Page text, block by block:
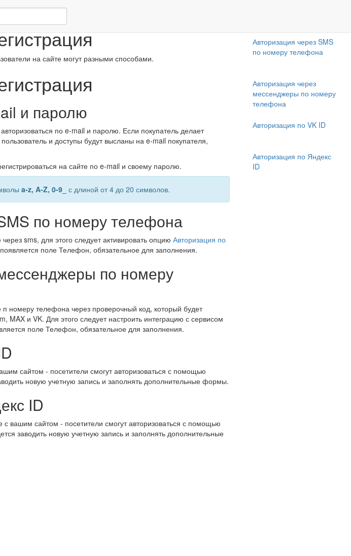
на сайте могут разными способами.
и паролю
по e-mail и паролю. Если покупатель делает
и доступы будут высланы на e-mail покупателя,
на сайте по e-mail и своему паролю.
a-z, A-Z, 0-9_ с длиной от 4 до 20 символов.
по номеру телефона
sms, для этого следует активировать опцию Авторизация по
поле Телефон, обязательное для заполнения.
по номеру
п номеру телефона через проверочный код, который будет
MAX и VK. Для этого следует настроить интеграцию с сервисом
поле Телефон, обязательное для заполнения.
сайтом - посетители смогут авторизоваться с помощью
новую учетную запись и заполнять дополнительные формы.
ID
с вашим сайтом - посетители смогут авторизоваться с помощью
заводить новую учетную запись и заполнять дополнительные
Авторизация через SMS
по номеру телефона
Авторизация через
мессенджеры по номеру
телефона
Авторизация по VK ID
Авторизация по Яндекс
ID